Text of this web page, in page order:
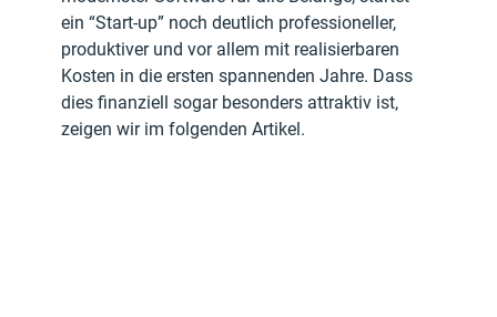
ein “Start-up” noch deutlich professioneller,
produktiver und vor allem mit realisierbaren
Kosten in die ersten spannenden Jahre. Dass
dies finanziell sogar besonders attraktiv ist,
zeigen wir im folgenden Artikel.